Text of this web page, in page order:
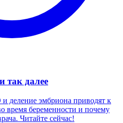
так далее
деление эмбриона приводят к
время беременности и почему
Читайте сейчас!